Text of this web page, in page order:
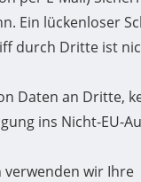
Ein lückenloser
durch Dritte ist
Daten an Dritte,
ins Nicht-EU-
verwenden wir Ihre